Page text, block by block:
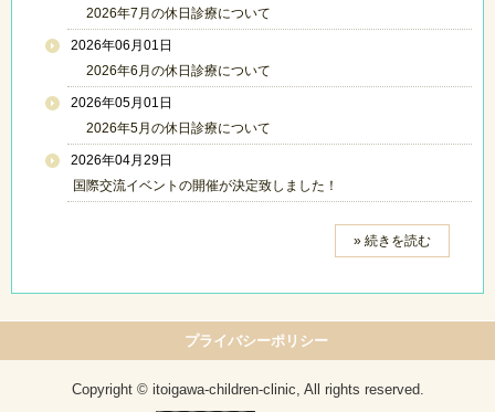
2026年7月の休日診療について
2026年06月01日
2026年6月の休日診療について
2026年05月01日
2026年5月の休日診療について
2026年04月29日
国際交流イベントの開催が決定致しました！
» 続きを読む
プライバシーポリシー
Copyright © itoigawa-children-clinic, All rights reserved.